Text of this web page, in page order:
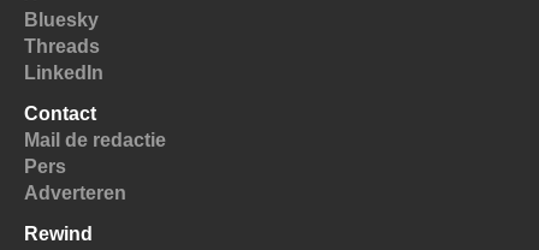
Bluesky
Threads
LinkedIn
Contact
Mail de redactie
Pers
Adverteren
Rewind